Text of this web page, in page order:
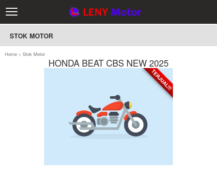
STOK MOTOR
Home > Stok Motor
HONDA BEAT CBS NEW 2025
TERJUAL!!!